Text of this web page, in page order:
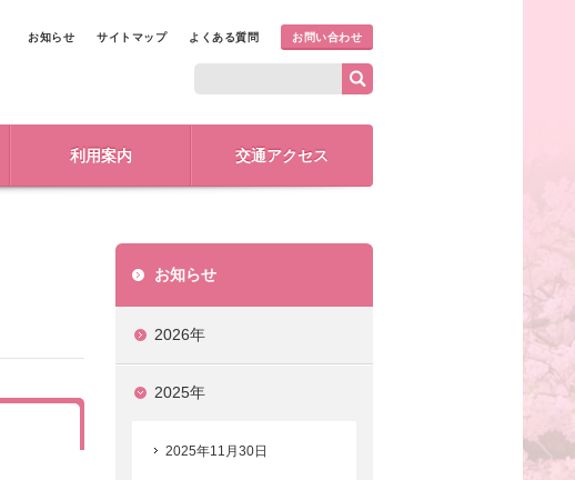
お知らせ サイトマップ よくある質問 お問い合わせ
利用案内 交通アクセス
お知らせ
2026年
2025年
2025年11月30日